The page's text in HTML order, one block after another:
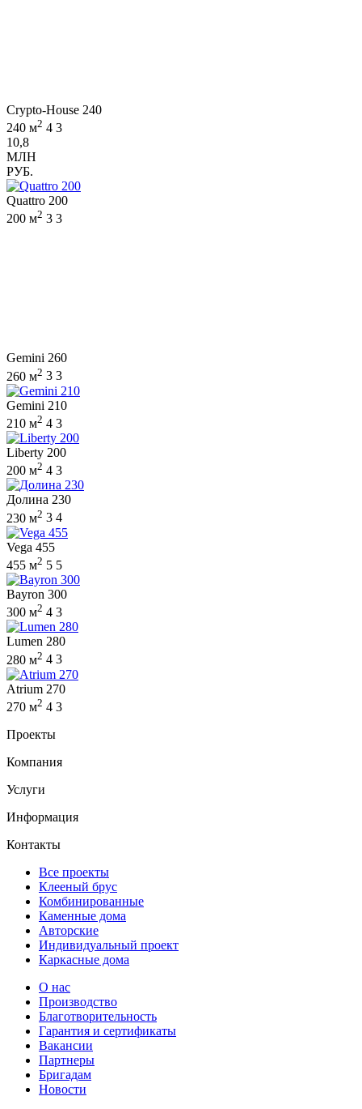
Crypto-House 240
240 м2 4 3
10,8
МЛН
РУБ.
Quattro 200
200 м2 3 3
Gemini 260
260 м2 3 3
Gemini 210
210 м2 4 3
Liberty 200
200 м2 4 3
Долина 230
230 м2 3 4
Vega 455
455 м2 5 5
Bayron 300
300 м2 4 3
Lumen 280
280 м2 4 3
Atrium 270
270 м2 4 3
Проекты
Компания
Услуги
Информация
Контакты
Все проекты
Клееный брус
Комбинированные
Каменные дома
Авторские
Индивидуальный проект
Каркасные дома
О нас
Производство
Благотворительность
Гарантия и сертификаты
Вакансии
Партнеры
Бригадам
Новости